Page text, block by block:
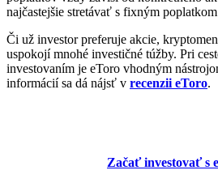
najčastejšie stretávať s fixným
Či už investor preferuje akcie,
uspokojí mnohé investičné túžby. Pri
investovaním je eToro vhodným
informácií sa dá nájsť v recenzii eToro.
Začať investovať s